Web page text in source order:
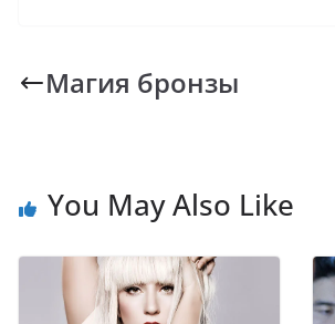
b
o
s
A
y
Li
Магия бронзы
You May Also Like